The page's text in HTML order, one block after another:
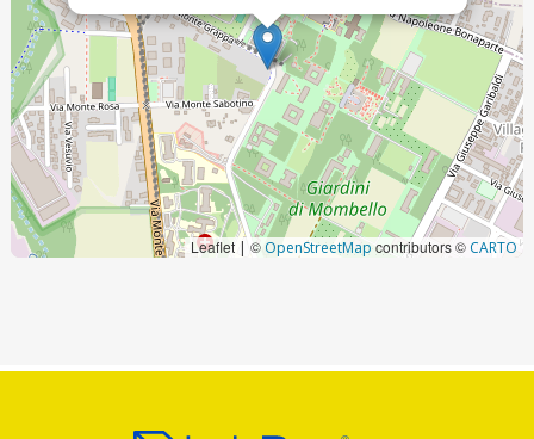
Leaflet | © OpenStreetMapcontributors © CARTO